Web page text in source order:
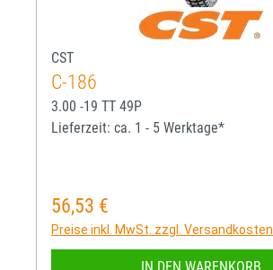
CST
C-186
3.00 -19 TT 49P
Lieferzeit: ca. 1 - 5 Werktage*
Regulärer Preis:
56,53 €
Preise inkl. MwSt. zzgl. Versandkosten